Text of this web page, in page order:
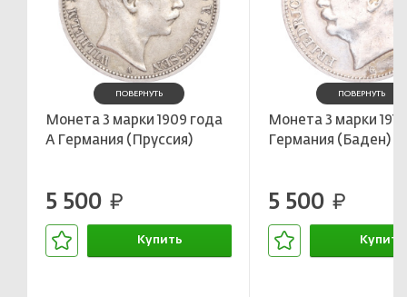
ПОВЕРНУТЬ
Монета 3 марки 1909 года
А Германия (Пруссия)
5 500 руб.
Купить
ПОВЕРНУТЬ
Монета 3 марки
Германия (Баден)
5 500 руб.
Купить